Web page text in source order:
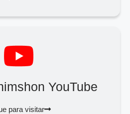
YouTube
para visitar